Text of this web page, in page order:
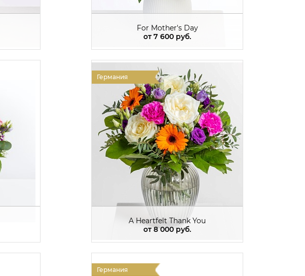
For Mother's Day
от7 600 руб.
Германия
A Heartfelt Thank You
от8 000 руб.
Германия